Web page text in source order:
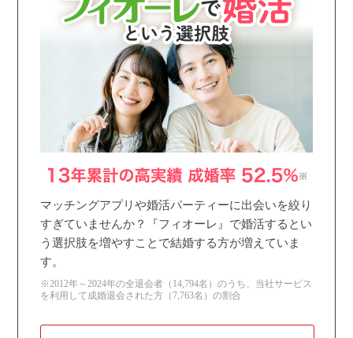
個人情報保護のため
プライバシーマークを取得しております
マッチングアプリや婚活パーティーに出会いを絞り
すぎていませんか？『フィオーレ』で婚活するとい
う選択肢を増やすことで結婚する方が増えていま
す。
※2012年～2024年の全退会者（14,794名）のうち、当社サービス
を利用して成婚退会された方（7,763名）の割合